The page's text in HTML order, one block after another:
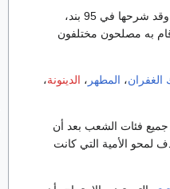
وقد شرحها في 95 بند،
قام به مصلحون مختلفون
، المطهر ، الدينونة،
جميع فئات الشعب بعد أن
لمحو الأمية التي كانت